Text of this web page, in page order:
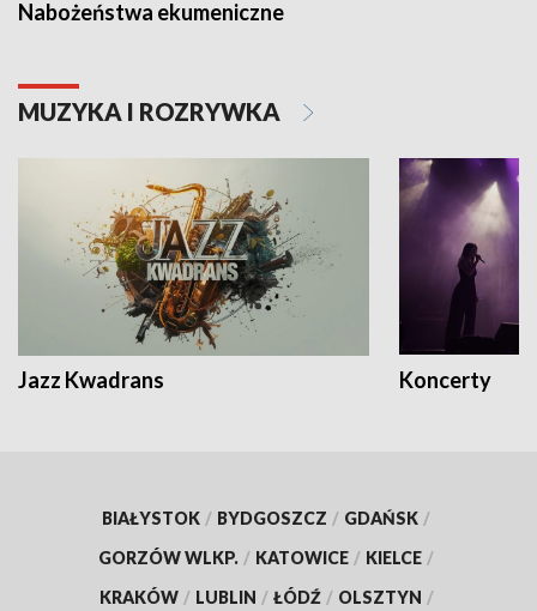
Nabożeństwa ekumeniczne
MUZYKA I ROZRYWKA
Jazz Kwadrans Koncerty
BIAŁYSTOK / BYDGOSZCZ / GDAŃSK /
GORZÓW WLKP. / KATOWICE / KIELCE /
KRAKÓW / LUBLIN / ŁÓDŹ / OLSZTYN /